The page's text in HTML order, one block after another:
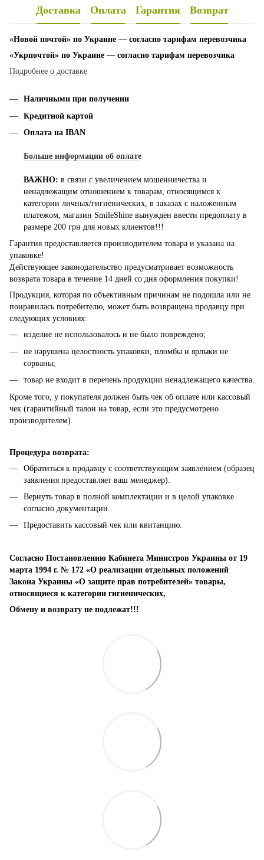
Доставка Оплата Гарантия Возврат
«Новой почтой» по Украине — согласно тарифам перевозчика
«Укрпочтой» по Украине — согласно тарифам перевозчика
Подробнее о доставке
Наличными при получении
Кредитной картой
Оплата на IBAN
Больше информации об оплате
ВАЖНО: в связи с увеличением мошенничества и
ненадлежащим отношением к товарам, относящимся к
категории личных/гигиенических, в заказах с наложенным
платежом, магазин SmileShine вынужден ввести предоплату в
размере 200 грн для новых клиентов!!!
Гарантия предоставляется производителем товара и указана на
упаковке!
Действующее законодательство предусматривает возможность
возврата товара в течение 14 дней со дня оформления покупки!
Продукция, которая по объективным причинам не подошла или не
понравилась потребителю, может быть возвращена продавцу при
следующих условиях:
изделие не использовалось и не было повреждено;
не нарушена целостность упаковки, пломбы и ярлыки не
сорваны;
товар не входит в перечень продукции ненадлежащего качества.
Кроме того, у покупателя должен быть чек об оплате или кассовый
чек (гарантийный талон на товар, если это предусмотрено
производителем).
Процедура возврата:
Обратиться к продавцу с соответствующим заявлением (образец
заявления предоставляет ваш менеджер).
Вернуть товар в полной комплектации и в целой упаковке
согласно документации.
Предоставить кассовый чек или квитанцию.
Согласно Постановлению Кабинета Министров Украины от 19
марта 1994 г. № 172 «О реализации отдельных положений
Закона Украины «О защите прав потребителей» товары,
относящиеся к категории гигиенических,
Обмену и возврату не подлежат!!!